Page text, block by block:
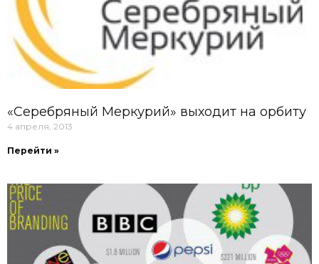
«Серебряный Меркурий» выходит на орбиту
4 апреля, 2013
Перейти »